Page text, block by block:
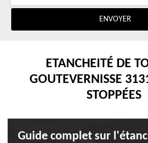
ETANCHEITÉ DE
GOUTEVERNISSE
STOPPÉES
Guide complet sur